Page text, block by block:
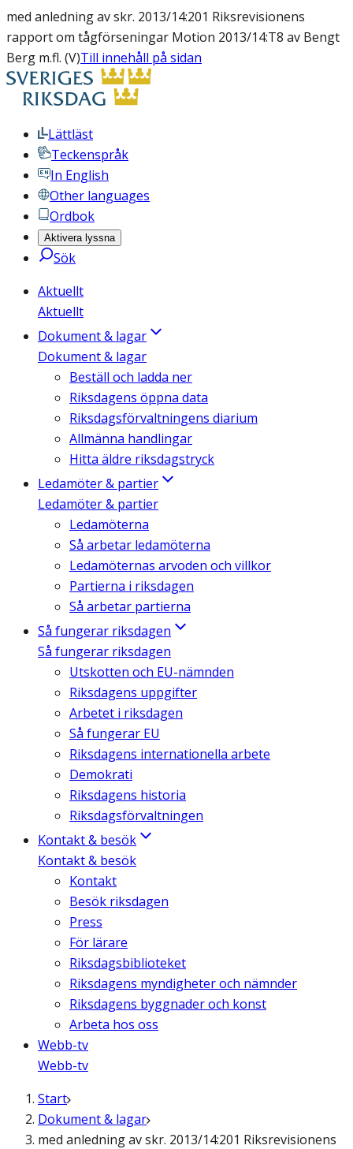
med anledning av skr. 2013/14:201 Riksrevisionens
rapport om tågförseningar Motion 2013/14:T8 av Bengt
Berg m.fl. (V)Till innehåll på sidan
Lättläst
Teckenspråk
In English
Other languages
Ordbok
Aktivera lyssna
Sök
Aktuellt
Aktuellt
Dokument & lagar
Dokument & lagar
Beställ och ladda ner
Riksdagens öppna data
Riksdagsförvaltningens diarium
Allmänna handlingar
Hitta äldre riksdagstryck
Ledamöter & partier
Ledamöter & partier
Ledamöterna
Så arbetar ledamöterna
Ledamöternas arvoden och villkor
Partierna i riksdagen
Så arbetar partierna
Så fungerar riksdagen
Så fungerar riksdagen
Utskotten och EU-nämnden
Riksdagens uppgifter
Arbetet i riksdagen
Så fungerar EU
Riksdagens internationella arbete
Demokrati
Riksdagens historia
Riksdagsförvaltningen
Kontakt & besök
Kontakt & besök
Kontakt
Besök riksdagen
Press
För lärare
Riksdagsbiblioteket
Riksdagens myndigheter och nämnder
Riksdagens byggnader och konst
Arbeta hos oss
Webb-tv
Webb-tv
Start
Dokument & lagar
med anledning av skr. 2013/14:201 Riksrevisionens